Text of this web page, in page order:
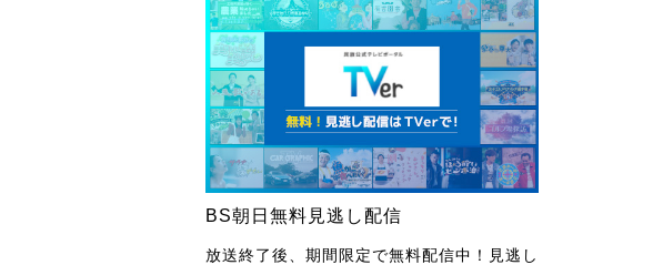
BS朝日無料見逃し配信
放送終了後、期間限定で無料配信中！見逃し